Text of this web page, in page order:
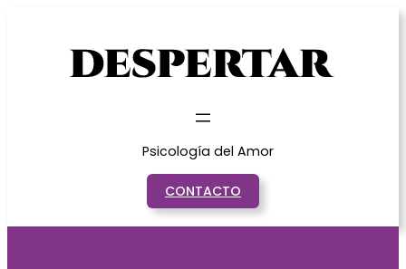
Psicología del Amor
CONTACTO